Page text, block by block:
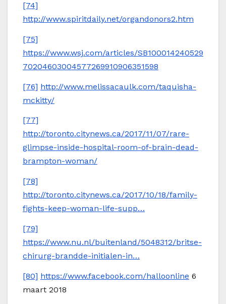
[74]
http://www.spiritdaily.net/organdonors2.htm
[75]
https://www.wsj.com/articles/SB100014240529
70204603004577269910906351598
[76] http://www.melissacaulk.com/taquisha-
mckitty/
[77]
http://toronto.citynews.ca/2017/11/07/rare-
glimpse-inside-hospital-room-of-brain-dead-
brampton-woman/
[78]
http://toronto.citynews.ca/2017/10/18/family-
fights-keep-woman-life-supp…
[79]
https://www.nu.nl/buitenland/5048312/britse-
chirurg-brandde-initialen-in…
[80] https://www.facebook.com/halloonline 6
maart 2018